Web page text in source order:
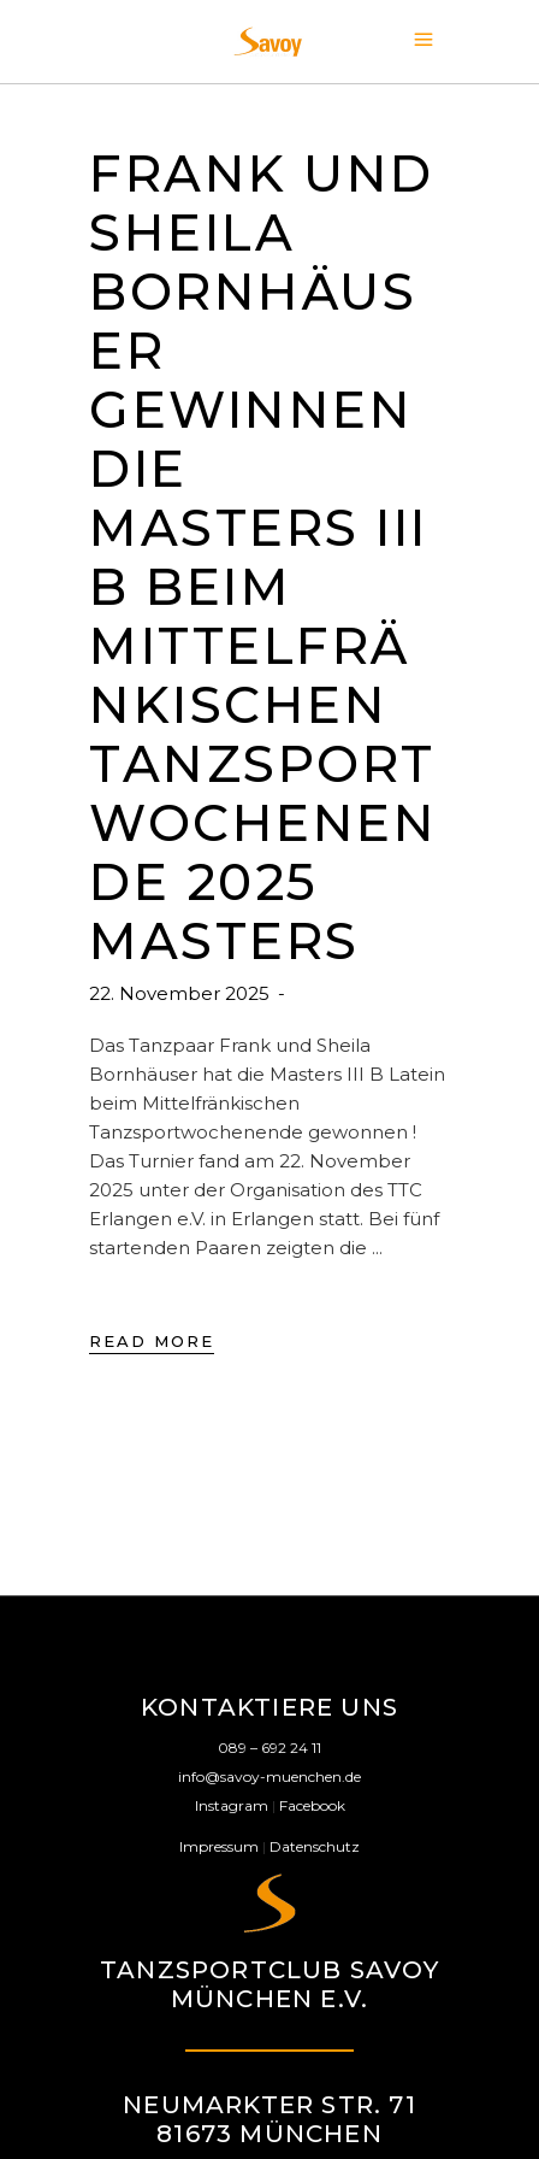
FRANK UND
SHEILA
BORNHÄUS
ER
GEWINNEN
DIE
MASTERS III
B BEIM
MITTELFRÄ
NKISCHEN
TANZSPORT
WOCHENEN
DE 2025
MASTERS
22. November 2025
Das Tanzpaar Frank und Sheila
Bornhäuser hat die Masters III B Latein
beim Mittelfränkischen
Tanzsportwochenende gewonnen !
Das Turnier fand am 22. November
2025 unter der Organisation des TTC
Erlangen e.V. in Erlangen statt. Bei fünf
startenden Paaren zeigten die
READ MORE
KONTAKTIERE UNS
089 – 692 24 11
info@savoy-muenchen.de
Instagram | Facebook
Impressum | Datenschutz
TANZSPORTCLUB SAVOY
MÜNCHEN E.V.
NEUMARKTER STR. 71
81673 MÜNCHEN